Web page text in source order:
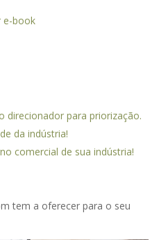
e-book
direcionador para priorização.
da indústria!
comercial de sua indústria!
tem a oferecer para o seu